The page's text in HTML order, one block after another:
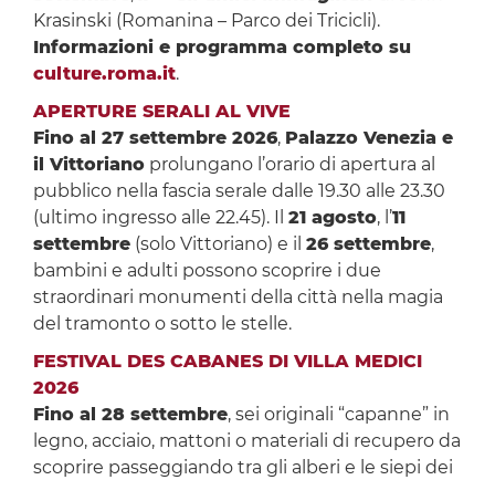
Krasinski (Romanina – Parco dei Tricicli).
Informazioni e programma completo su
culture.roma.it.
APERTURE SERALI AL VIVE
Fino al 27 settembre 2026, Palazzo Venezia e
il Vittorianoprolungano l’orario di apertura al
pubblico nella fascia serale dalle 19.30 alle 23.30
(ultimo ingresso alle 22.45). Il 21 agosto, l’11
settembre(solo Vittoriano) e il 26 settembre,
bambini e adulti possono scoprire i due
straordinari monumenti della città nella magia
del tramonto o sotto le stelle.
FESTIVAL DES CABANES DI VILLA MEDICI
2026
Fino al 28 settembre, sei originali “capanne” in
legno, acciaio, mattoni o materiali di recupero da
scoprire passeggiando tra gli alberi e le siepi dei